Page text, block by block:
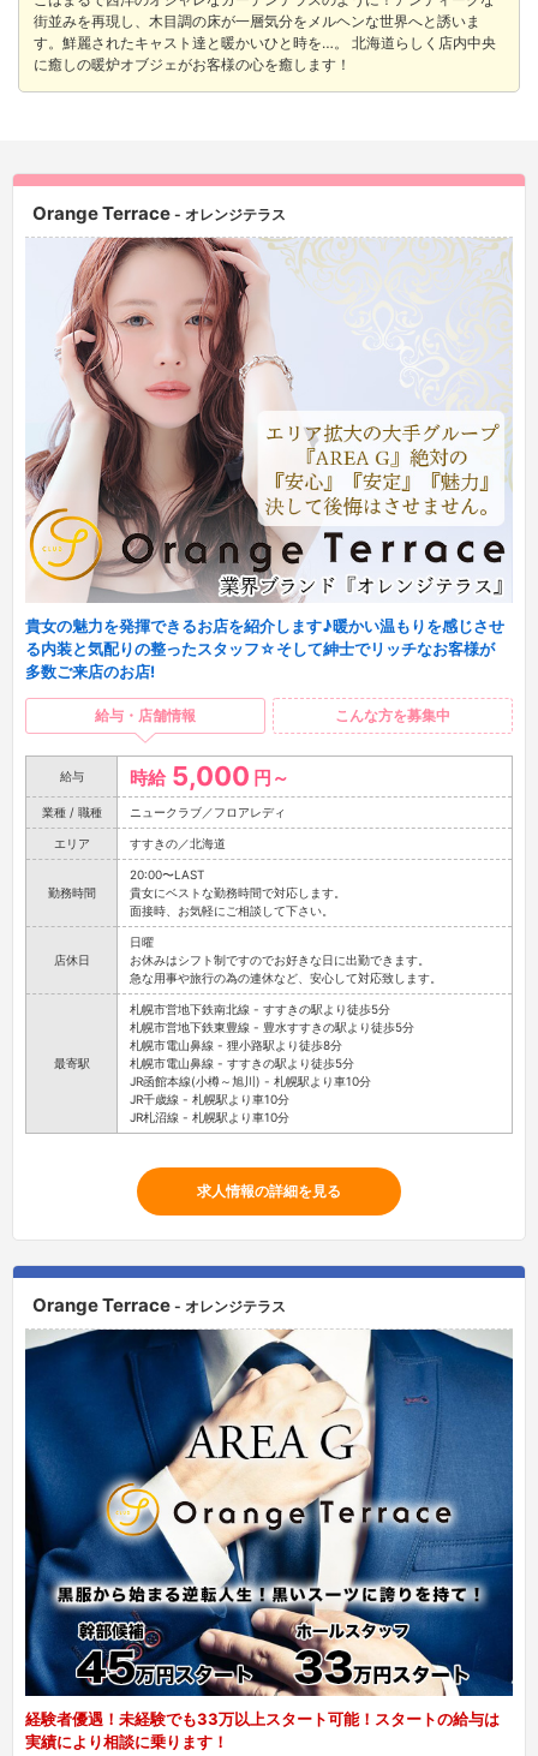
街並みを再現し、木目調の床が一層気分をメルヘンな世界へと誘いま
す。鮮麗されたキャスト達と暖かいひと時を…。 北海道らしく店内中央
に癒しの暖炉オブジェがお客様の心を癒します！
Orange Terrace - オレンジテラス
貴女の魅力を発揮できるお店を紹介します♪暖かい温もりを感じさせ
る内装と気配りの整ったスタッフ☆そして紳士でリッチなお客様が
多数ご来店のお店!
給与・店舗情報 こんな方を募集中
給与 時給 5,000 円～
業種 / 職種 ニュークラブ／フロアレディ
エリア すすきの／北海道
勤務時間
20:00〜LAST
貴女にベストな勤務時間で対応します。
面接時、お気軽にご相談して下さい。
店休日
日曜
お休みはシフト制ですのでお好きな日に出勤できます。
急な用事や旅行の為の連休など、安心して対応致します。
最寄駅
札幌市営地下鉄南北線 - すすきの駅より徒歩5分
札幌市営地下鉄東豊線 - 豊水すすきの駅より徒歩5分
札幌市電山鼻線 - 狸小路駅より徒歩8分
札幌市電山鼻線 - すすきの駅より徒歩5分
JR函館本線(小樽～旭川) - 札幌駅より車10分
JR千歳線 - 札幌駅より車10分
JR札沼線 - 札幌駅より車10分
求人情報の詳細を見る
Orange Terrace - オレンジテラス
経験者優遇！未経験でも33万以上スタート可能！スタートの給与は
実績により相談に乗ります！